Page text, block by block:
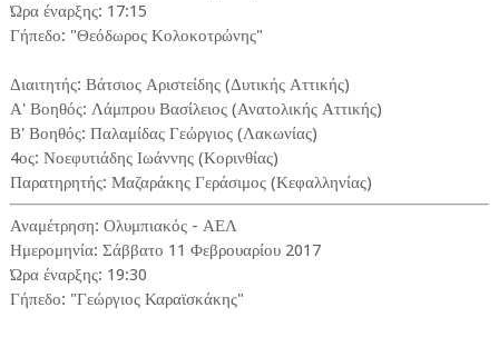
Ώρα έναρξης: 17:15
Γήπεδο: "Θεόδωρος Κολοκοτρώνης"
Διαιτητής: Βάτσιος Αριστείδης (Δυτικής Αττικής)
Α' Βοηθός: Λάμπρου Βασίλειος (Ανατολικής Αττικής)
Β' Βοηθός: Παλαμίδας Γεώργιος (Λακωνίας)
4ος: Νοεφυτιάδης Ιωάννης (Κορινθίας)
Παρατηρητής: Μαζαράκης Γεράσιμος (Κεφαλληνίας)
Αναμέτρηση: Ολυμπιακός - ΑΕΛ
Ημερομηνία: Σάββατο 11 Φεβρουαρίου 2017
Ώρα έναρξης: 19:30
Γήπεδο: "Γεώργιος Καραϊσκάκης"